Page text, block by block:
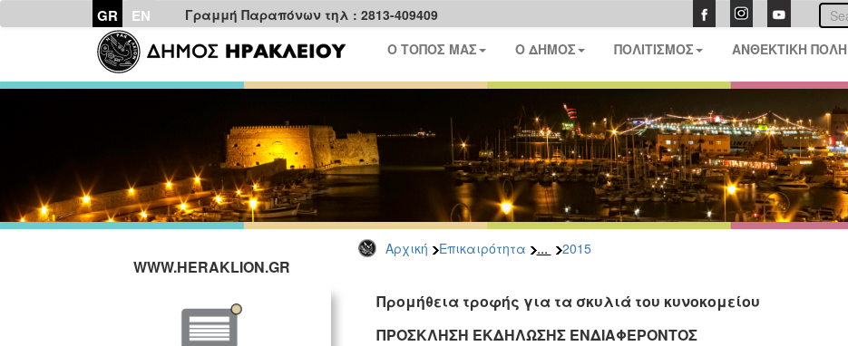
GR EN Γραμμή Παραπόνων τηλ : 2813-409409
Ο ΤΟΠΟΣ ΜΑΣ Ο ΔΗΜΟΣ ΠΟΛΙΤΙΣΜΟΣ ΑΝΘΕΚΤΙΚΗ ΠΟΛΗ
Αρχική Επικαιρότητα ... 2015
WWW.HERAKLION.GR
Προμήθεια τροφής για τα σκυλιά του κυνοκομείου
ΠΡΟΣΚΛΗΣΗ ΕΚΔΗΛΩΣΗΣ ΕΝΔΙΑΦΕΡΟΝΤΟΣ